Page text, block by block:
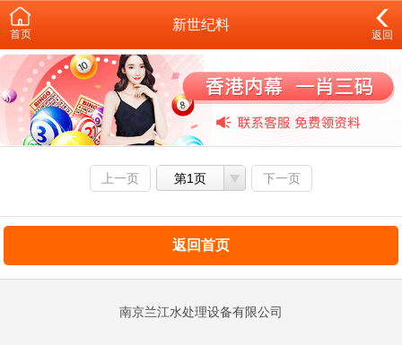
首页
新世纪料
返回
上一页 第1页 下一页
返回首页
南京兰江水处理设备有限公司